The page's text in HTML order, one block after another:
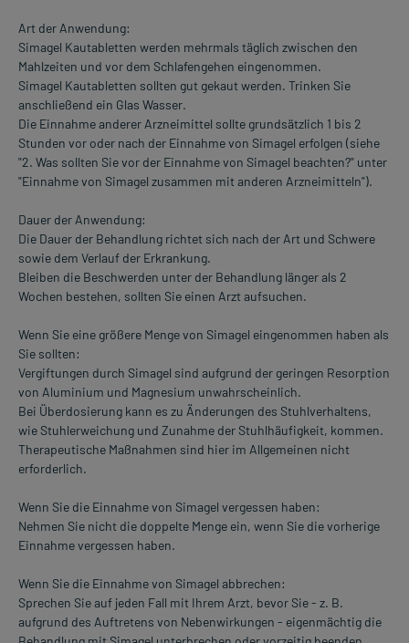
Art der Anwendung:
Simagel Kautabletten werden mehrmals täglich zwischen den
Mahlzeiten und vor dem Schlafengehen eingenommen.
Simagel Kautabletten sollten gut gekaut werden. Trinken Sie
anschließend ein Glas Wasser.
Die Einnahme anderer Arzneimittel sollte grundsätzlich 1 bis 2
Stunden vor oder nach der Einnahme von Simagel erfolgen (siehe
"2. Was sollten Sie vor der Einnahme von Simagel beachten?" unter
"Einnahme von Simagel zusammen mit anderen Arzneimitteln").
Dauer der Anwendung:
Die Dauer der Behandlung richtet sich nach der Art und Schwere
sowie dem Verlauf der Erkrankung.
Bleiben die Beschwerden unter der Behandlung länger als 2
Wochen bestehen, sollten Sie einen Arzt aufsuchen.
Wenn Sie eine größere Menge von Simagel eingenommen haben als
Sie sollten:
Vergiftungen durch Simagel sind aufgrund der geringen Resorption
von Aluminium und Magnesium unwahrscheinlich.
Bei Überdosierung kann es zu Änderungen des Stuhlverhaltens,
wie Stuhlerweichung und Zunahme der Stuhlhäufigkeit, kommen.
Therapeutische Maßnahmen sind hier im Allgemeinen nicht
erforderlich.
Wenn Sie die Einnahme von Simagel vergessen haben:
Nehmen Sie nicht die doppelte Menge ein, wenn Sie die vorherige
Einnahme vergessen haben.
Wenn Sie die Einnahme von Simagel abbrechen:
Sprechen Sie auf jeden Fall mit Ihrem Arzt, bevor Sie - z. B.
aufgrund des Auftretens von Nebenwirkungen - eigenmächtig die